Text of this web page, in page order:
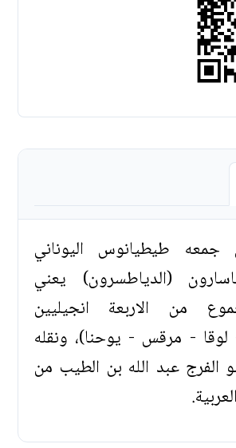
جمعه طيطيانوس اليوناني
(الدياطسرون) يعني
من الاربعة انجيليين
لوقا - مرقس - يوحنا)، ونقله
الفرج عبد الله بن الطيب من